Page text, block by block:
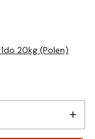
20kg (Polen)